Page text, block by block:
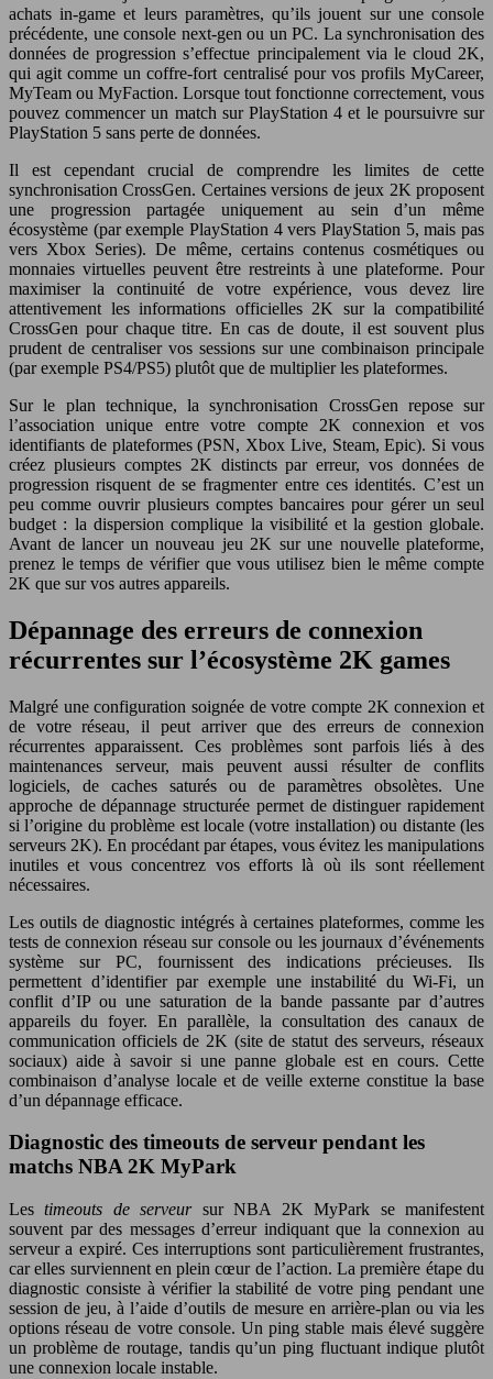
achats in-game et leurs paramètres, qu’ils jouent sur une console
précédente, une console next-gen ou un PC. La synchronisation des
données de progression s’effectue principalement via le cloud 2K,
qui agit comme un coffre-fort centralisé pour vos profils MyCareer,
MyTeam ou MyFaction. Lorsque tout fonctionne correctement, vous
pouvez commencer un match sur PlayStation 4 et le poursuivre sur
PlayStation 5 sans perte de données.
Il est cependant crucial de comprendre les limites de cette
synchronisation CrossGen. Certaines versions de jeux 2K proposent
une progression partagée uniquement au sein d’un même
écosystème (par exemple PlayStation 4 vers PlayStation 5, mais pas
vers Xbox Series). De même, certains contenus cosmétiques ou
monnaies virtuelles peuvent être restreints à une plateforme. Pour
maximiser la continuité de votre expérience, vous devez lire
attentivement les informations officielles 2K sur la compatibilité
CrossGen pour chaque titre. En cas de doute, il est souvent plus
prudent de centraliser vos sessions sur une combinaison principale
(par exemple PS4/PS5) plutôt que de multiplier les plateformes.
Sur le plan technique, la synchronisation CrossGen repose sur
l’association unique entre votre compte 2K connexion et vos
identifiants de plateformes (PSN, Xbox Live, Steam, Epic). Si vous
créez plusieurs comptes 2K distincts par erreur, vos données de
progression risquent de se fragmenter entre ces identités. C’est un
peu comme ouvrir plusieurs comptes bancaires pour gérer un seul
budget : la dispersion complique la visibilité et la gestion globale.
Avant de lancer un nouveau jeu 2K sur une nouvelle plateforme,
prenez le temps de vérifier que vous utilisez bien le même compte
2K que sur vos autres appareils.
Dépannage des erreurs de connexion
récurrentes sur l’écosystème 2K games
Malgré une configuration soignée de votre compte 2K connexion et
de votre réseau, il peut arriver que des erreurs de connexion
récurrentes apparaissent. Ces problèmes sont parfois liés à des
maintenances serveur, mais peuvent aussi résulter de conflits
logiciels, de caches saturés ou de paramètres obsolètes. Une
approche de dépannage structurée permet de distinguer rapidement
si l’origine du problème est locale (votre installation) ou distante (les
serveurs 2K). En procédant par étapes, vous évitez les manipulations
inutiles et vous concentrez vos efforts là où ils sont réellement
nécessaires.
Les outils de diagnostic intégrés à certaines plateformes, comme les
tests de connexion réseau sur console ou les journaux d’événements
système sur PC, fournissent des indications précieuses. Ils
permettent d’identifier par exemple une instabilité du Wi-Fi, un
conflit d’IP ou une saturation de la bande passante par d’autres
appareils du foyer. En parallèle, la consultation des canaux de
communication officiels de 2K (site de statut des serveurs, réseaux
sociaux) aide à savoir si une panne globale est en cours. Cette
combinaison d’analyse locale et de veille externe constitue la base
d’un dépannage efficace.
Diagnostic des timeouts de serveur pendant les
matchs NBA 2K MyPark
Lestimeouts de serveursur NBA 2K MyPark se manifestent
souvent par des messages d’erreur indiquant que la connexion au
serveur a expiré. Ces interruptions sont particulièrement frustrantes,
car elles surviennent en plein cœur de l’action. La première étape du
diagnostic consiste à vérifier la stabilité de votre ping pendant une
session de jeu, à l’aide d’outils de mesure en arrière-plan ou via les
options réseau de votre console. Un ping stable mais élevé suggère
un problème de routage, tandis qu’un ping fluctuant indique plutôt
une connexion locale instable.